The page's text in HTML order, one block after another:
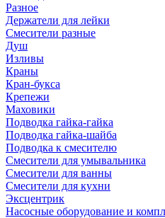
Разное
Держатели для лейки
Смесители разные
Душ
Изливы
Краны
Кран-букса
Крепежи
Маховики
Подводка гайка-гайка
Подводка гайка-шайба
Подводка к смесителю
Смесители для умывальника
Смесители для ванны
Смесители для кухни
Эксцентрик
Насосные оборудование и